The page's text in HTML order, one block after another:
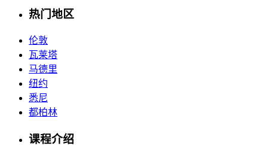
热门地区
伦敦
瓦莱塔
马德里
纽约
悉尼
都柏林
课程介绍